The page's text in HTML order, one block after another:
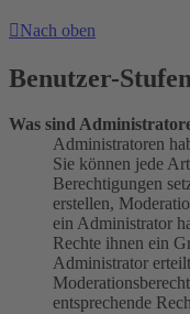
Nach oben
Benutzer-
Was sind
Administratoren
Sie können jede
Berechtigungen
erstellen,
ein Administrator
Rechte ihnen ein
Administrator
entsprechende